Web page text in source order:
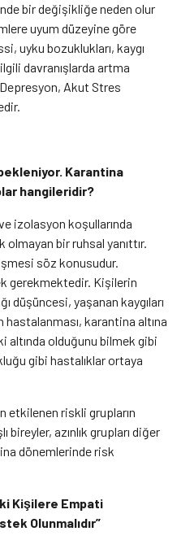
bir değişikliğe neden olur
uyum düzeyine göre
uyku bozuklukları, kaygı
davranışlarda artma
Akut Stres
Karantina
hangileridir?
izolasyon koşullarında
bir ruhsal yanıttır.
söz konusudur.
gerekmektedir. Kişilerin
düşüncesi, yaşanan kaygıları
hastalanması, karantina altına
altında olduğunu bilmek gibi
gibi hastalıklar ortaya
etkilenen riskli grupların
bireyler, azınlık grupları diğer
dönemlerinde risk
Kişilere Empati
Olunmalıdır”